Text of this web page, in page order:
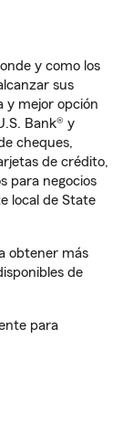
y como los
sus
y mejor opción
Bank® y
cheques,
de crédito,
para negocios
local de State
obtener más
de
para